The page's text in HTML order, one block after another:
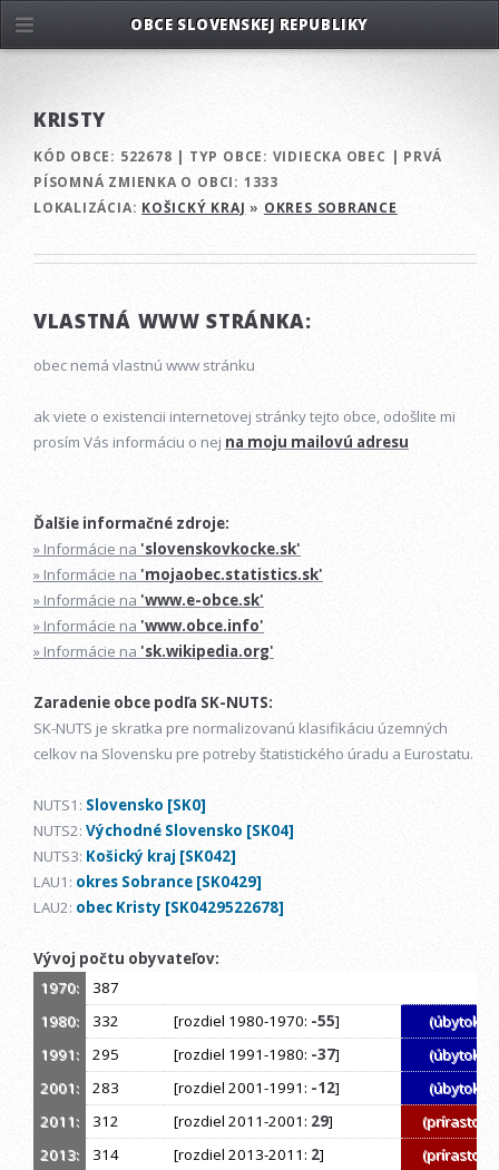
KRISTY
KÓD OBCE: 522678 | TYP OBCE: VIDIECKA OBEC | PRVÁ
PÍSOMNÁ ZMIENKA O OBCI: 1333
LOKALIZÁCIA: KOŠICKÝ KRAJ » OKRES SOBRANCE
VLASTNÁ WWW STRÁNKA:
obec nemá vlastnú www stránku
ak viete o existencii internetovej stránky tejto obce, odošlite mi
prosím Vás informáciu o nej na moju mailovú adresu
Ďalšie informačné zdroje:
» Informácie na 'slovenskovkocke.sk'
» Informácie na 'mojaobec.statistics.sk'
» Informácie na 'www.e-obce.sk'
» Informácie na 'www.obce.info'
» Informácie na 'sk.wikipedia.org'
Zaradenie obce podľa SK-NUTS:
SK-NUTS je skratka pre normalizovanú klasifikáciu územných
celkov na Slovensku pre potreby štatistického úradu a Eurostatu.
NUTS1: Slovensko [SK0]
NUTS2: Východné Slovensko [SK04]
NUTS3: Košický kraj [SK042]
LAU1: okres Sobrance [SK0429]
LAU2: obec Kristy [SK0429522678]
Vývoj počtu obyvateľov:
1970:
387
1980:
332 [rozdiel 1980-1970: -55]
(úbytok)
1991:
295 [rozdiel 1991-1980: -37]
(úbytok)
2001:
283 [rozdiel 2001-1991: -12]
(úbytok)
2011:
312 [rozdiel 2011-2001: 29]
(prírastok)
2013:
314 [rozdiel 2013-2011: 2]
(prírastok)
OBCE SLOVENSKEJ REPUBLIKY